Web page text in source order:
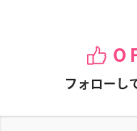
フォローし